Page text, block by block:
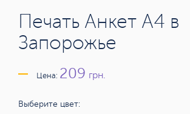
Печать Анкет А4 в
Запорожье
Цена: 209 грн.
Выберите цвет: